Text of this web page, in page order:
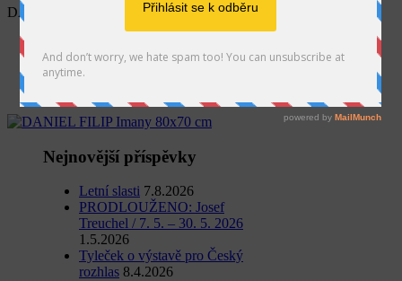
DANIEL FILIP Imany 80×70 cm
Výstava
Výstava: Hudba v obrazech
Nejnovější příspěvky
Letní slasti 7.8.2026
PRODLOUŽENO: Josef
Treuchel / 7. 5. – 30. 5. 2026
1.5.2026
Tyleček o výstavě pro Český
rozhlas 8.4.2026